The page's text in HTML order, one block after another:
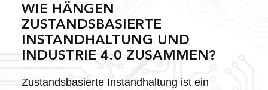
WIE HÄNGEN
ZUSTANDSBASIERTE
INSTANDHALTUNG UND
INDUSTRIE 4.0 ZUSAMMEN?
Zustandsbasierte Instandhaltung ist ein